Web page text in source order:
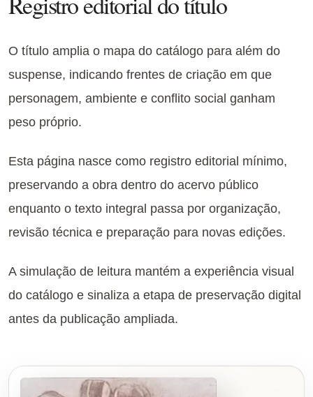
O título amplia o mapa do catálogo para além do
suspense, indicando frentes de criação em que
personagem, ambiente e conflito social ganham
peso próprio.
Esta página nasce como registro editorial mínimo,
preservando a obra dentro do acervo público
enquanto o texto integral passa por organização,
revisão técnica e preparação para novas edições.
A simulação de leitura mantém a experiência visual
do catálogo e sinaliza a etapa de preservação digital
antes da publicação ampliada.